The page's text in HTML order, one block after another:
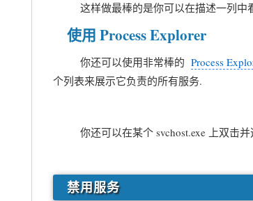
这样做最棒的是你可以在描述一列中看
使用 Process Explorer
你还可以使用非常棒的 Process
个列表来展示它负责的所有服务.
你还可以在某个 svchost.exe 上双击并
禁用服务